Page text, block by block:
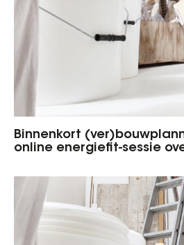
Binnenkort
online energiefit-sessie